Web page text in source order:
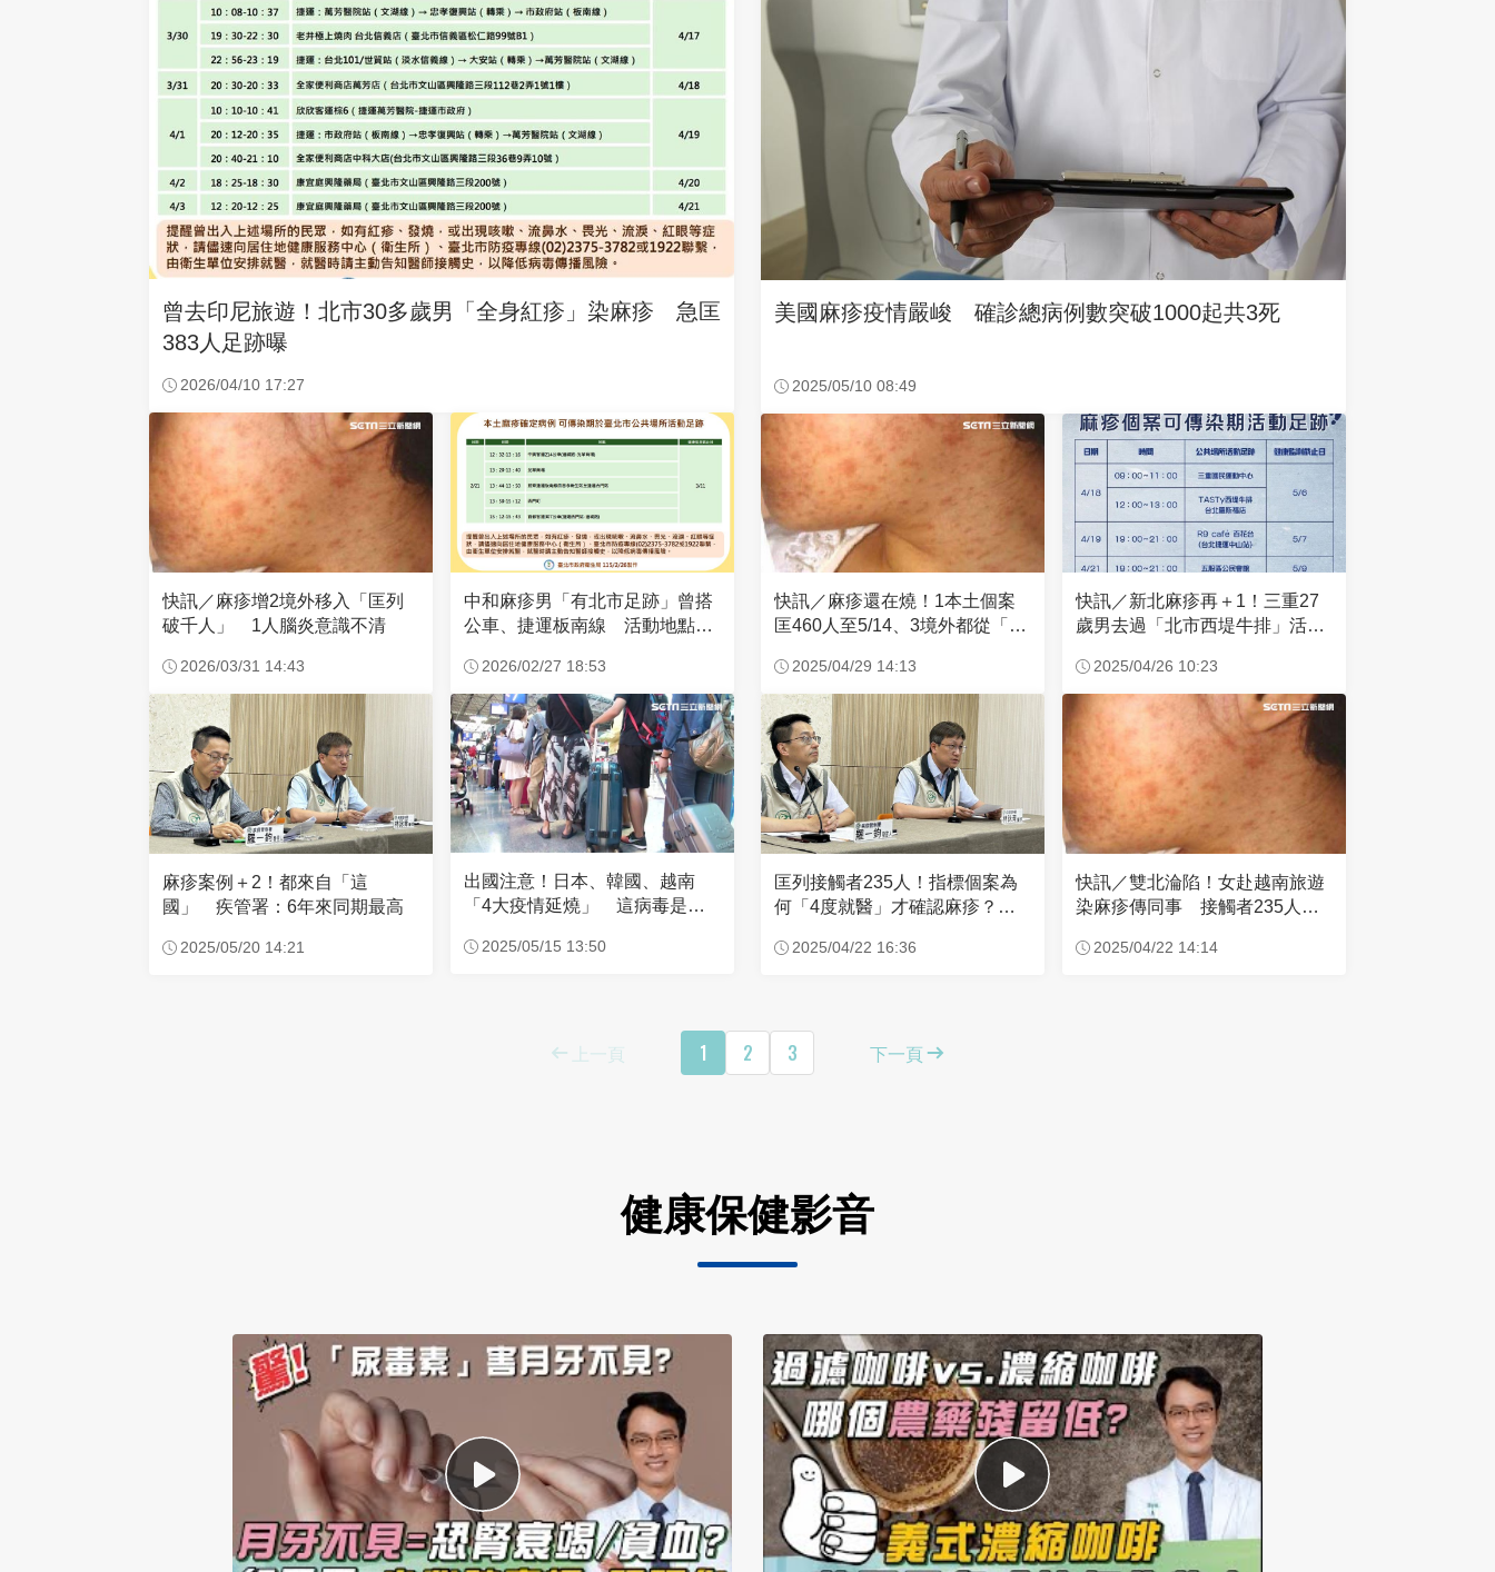
曾去印尼旅遊！北市30多歲男「全身紅疹」染麻疹 急匡
383人足跡曝
2026/04/10 17:27
快訊／麻疹增2境外移入「匡列
破千人」 1人腦炎意識不清
2026/03/31 14:43
中和麻疹男「有北市足跡」曾搭
公車、捷運板南線 活動地點曝
2026/02/27 18:53
麻疹案例＋2！都來自「這
國」 疾管署：6年來同期最高
2025/05/20 14:21
出國注意！日本、韓國、越南
「4大疫情延燒」 這病毒是嬰
2025/05/15 13:50
美國麻疹疫情嚴峻 確診總病例數突破1000起共3死
2025/05/10 08:49
快訊／麻疹還在燒！1本土個案
匡460人至5/14、3境外都從「這
2025/04/29 14:13
快訊／新北麻疹再＋1！三重27
歲男去過「北市西堤牛排」活動
2025/04/26 10:23
匡列接觸者235人！指標個案為
何「4度就醫」才確認麻疹？防
2025/04/22 16:36
快訊／雙北淪陷！女赴越南旅遊
染麻疹傳同事 接觸者235人監
2025/04/22 14:14
上一頁 1 2 3 下一頁
健康保健影音